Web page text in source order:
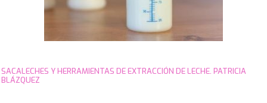
SACALECHES Y HERRAMIENTAS DE EXTRACCIÓN DE LECHE. PATRICIA
BLÁZQUEZ